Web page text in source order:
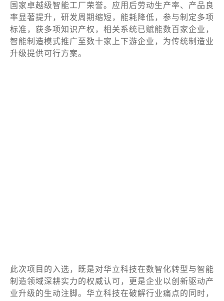
国家卓越级智能工厂荣誉。应用后劳动生产率、产品良
率显著提升，研发周期缩短，能耗降低，参与制定多项
标准，获多项知识产权，相关系统已赋能数百家企业，
智能制造模式推广至数十家上下游企业，为传统制造业
升级提供可行方案。
此次项目的入选，既是对华立科技在数智化转型与智能
制造领域深耕实力的权威认可，更是企业以创新驱动产
业升级的生动注脚。华立科技在破解行业痛点的同时，